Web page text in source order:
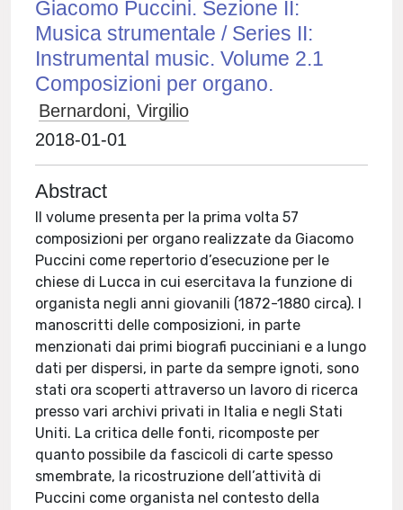
Giacomo Puccini. Sezione II:
Musica strumentale / Series II:
Instrumental music. Volume 2.1
Composizioni per organo.
Bernardoni, Virgilio
2018-01-01
Abstract
Il volume presenta per la prima volta 57
composizioni per organo realizzate da Giacomo
Puccini come repertorio d’esecuzione per le
chiese di Lucca in cui esercitava la funzione di
organista negli anni giovanili (1872-1880 circa). I
manoscritti delle composizioni, in parte
menzionati dai primi biografi pucciniani e a lungo
dati per dispersi, in parte da sempre ignoti, sono
stati ora scoperti attraverso un lavoro di ricerca
presso vari archivi privati in Italia e negli Stati
Uniti. La critica delle fonti, ricomposte per
quanto possibile da fascicoli di carte spesso
smembrate, la ricostruzione dell’attività di
Puccini come organista nel contesto della